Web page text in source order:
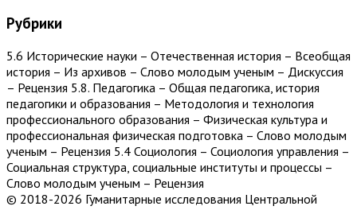
Рубрики
5.6 Исторические науки – Отечественная история – Всеобщая
история – Из архивов – Слово молодым ученым – Дискуссия
– Рецензия 5.8. Педагогика – Общая педагогика, история
педагогики и образования – Методология и технология
профессионального образования – Физическая культура и
профессиональная физическая подготовка – Слово молодым
ученым – Рецензия 5.4 Социология – Социология управления –
Социальная структура, социальные институты и процессы –
Слово молодым ученым – Рецензия
© 2018-2026 Гуманитарные исследования Центральной